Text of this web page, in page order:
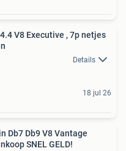
V8 Executive , 7p netjes
Details
18 jul 26
Db7 Db9 V8 Vantage
SNEL GELD!